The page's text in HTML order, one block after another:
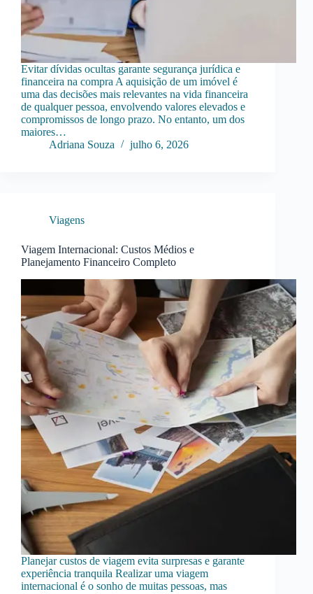
Evitar dívidas ocultas garante segurança jurídica e
financeira na compra A aquisição de um imóvel é
uma das decisões mais relevantes na vida financeira
de qualquer pessoa, envolvendo valores elevados e
compromissos de longo prazo. No entanto, um dos
maiores…
Adriana Souza
julho 6, 2026
Viagens
Viagem Internacional: Custos Médios e
Planejamento Financeiro Completo
Planejar custos de viagem evita surpresas e garante
experiência tranquila Realizar uma viagem
internacional é o sonho de muitas pessoas, mas